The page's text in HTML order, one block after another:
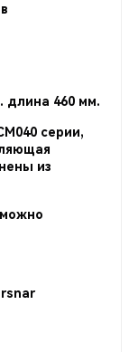
длина 460 мм.
серии,
из